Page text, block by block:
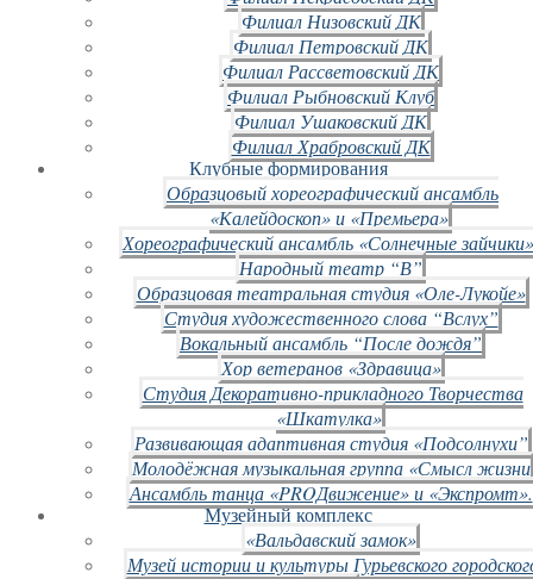
Филиал Низовский ДК
Филиал Петровский ДК
Филиал Рассветовский ДК
Филиал Рыбновский Клуб
Филиал Ушаковский ДК
Филиал Храбровский ДК
Клубные формирования
Образцовый хореографический ансамбль
«Калейдоскоп» и «Премьера»
Хореографический ансамбль «Солнечные
Народный театр “В”
Образцовая театральная студия «Оле-Лукойе»
Студия художественного слова “Вслух”
Вокальный ансамбль “После дождя”
Хор ветеранов «Здравица»
Студия Декоративно-прикладного Творчества
«Шкатулка»
Развивающая адаптивная студия «Подсолнухи”
Молодёжная музыкальная группа «Смысл жизни
Ансамбль танца «PROДвижение» и «Экспромт».
Музейный комплекс
«Вальдавский замок»
Музей истории и культуры Гурьевского